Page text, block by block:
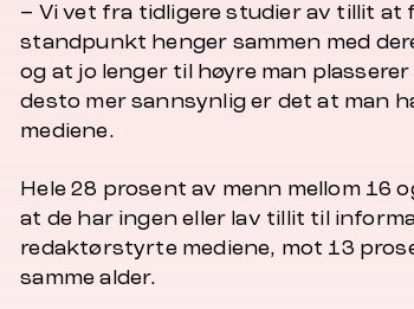
– Vi vet fra tidligere studier av tillit at
standpunkt henger sammen med
og at jo lenger til høyre man
desto mer sannsynlig er det at man
mediene.
Hele 28 prosent av menn mellom 16
at de har ingen eller lav tillit til
redaktørstyrte mediene, mot 13
samme alder.